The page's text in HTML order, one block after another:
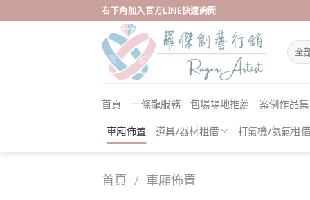
to
右下角加入官方LINE快速詢問
首頁 一條龍服務 包場場地推薦 案例作品集
車廂佈置 道具/器材租借 打氣機/氦氣租借
首頁 / 車廂佈置